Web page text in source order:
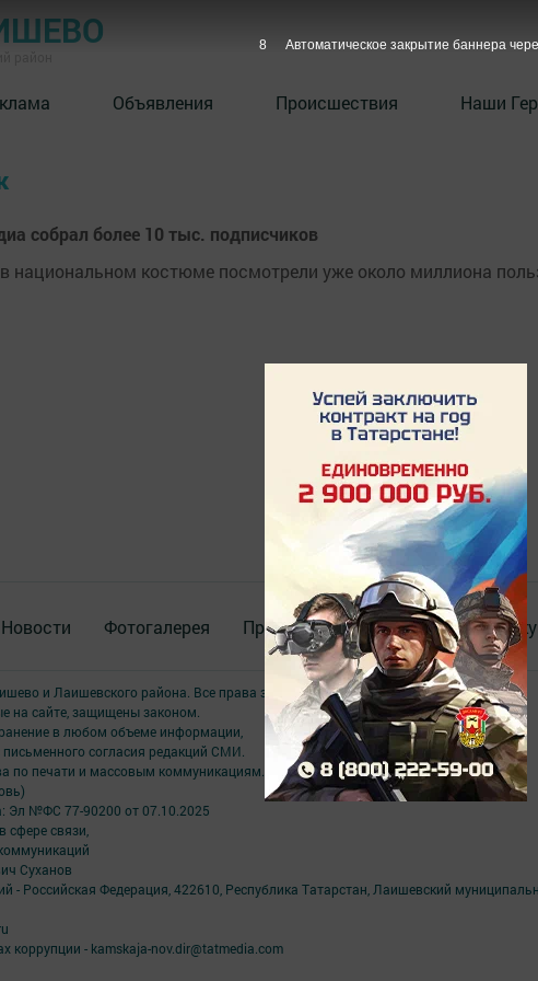
Объявления Происшествия Наши
собрал более 10 тыс. подписчиков
национальном костюме посмотрели уже около миллиона
Новости Фотогалерея Происшествия ВИДЕО
и Лаишевского района. Все права защищены.
сайте, защищены законом.
в любом объеме информации,
согласия редакций СМИ.
по печати и массовым коммуникациям.
Эл №ФC 77-90200 от 07.10.2025
связи,
Суханов
- Российская Федерация, 422610, Республика Татарстан, Лаишевский
коррупции - kamskaja-nov.dir@tatmedia.com
8 Автоматическое закрытие баннера